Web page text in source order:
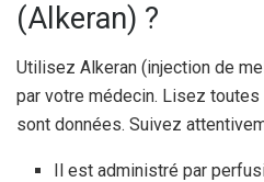
(Alkeran) ?
Utilisez Alkeran (injection de
par votre médecin. Lisez
sont données. Suivez
Il est administré par